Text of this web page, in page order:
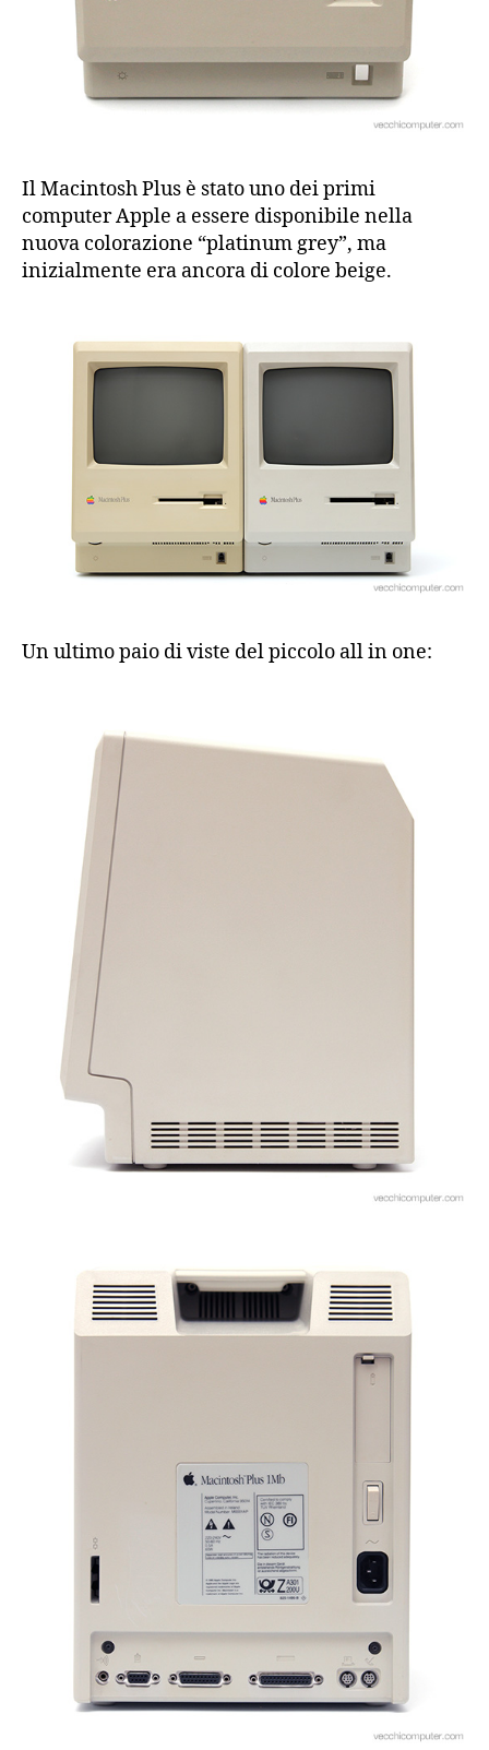
Il Macintosh Plus è stato uno dei primi
computer Apple a essere disponibile nella
nuova colorazione “platinum grey”, ma
inizialmente era ancora di colore beige.
Un ultimo paio di viste del piccolo all in one: